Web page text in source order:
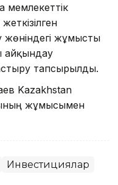
жөніндегі жұмысты
айқындау
тапсырылды.
Kazakhstan
жұмысымен
Инвестициялар